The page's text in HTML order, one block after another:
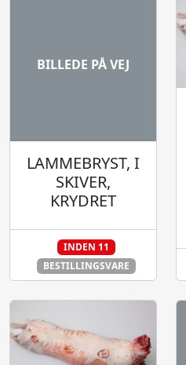
BILLEDE PÅ VEJ
LAMMEBRYST, I
SKIVER,
KRYDRET
INDEN 11
BESTILLINGSVARE